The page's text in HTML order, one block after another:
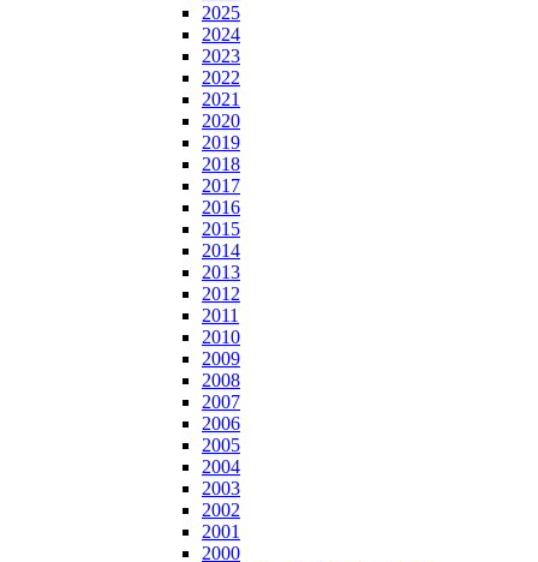
2025
2024
2023
2022
2021
2020
2019
2018
2017
2016
2015
2014
2013
2012
2011
2010
2009
2008
2007
2006
2005
2004
2003
2002
2001
2000